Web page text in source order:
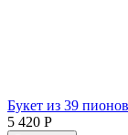
Букет из 39
5 420 Р